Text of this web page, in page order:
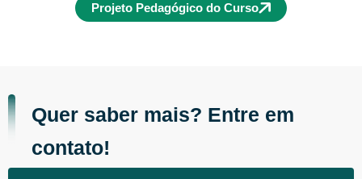
Projeto Pedagógico do Curso
Quer saber mais? Entre em
contato!